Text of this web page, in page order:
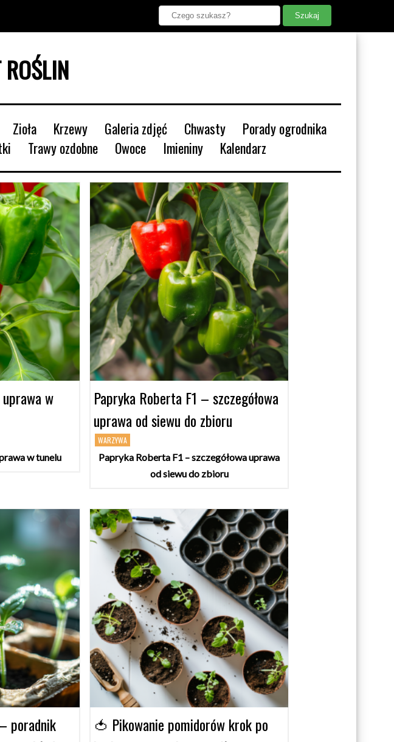
Zioła Krzewy Galeria zdjęć Chwasty
Porady ogrodnika
Trawy ozdobne Owoce Imieniny Kalendarz
w
w tunelu
Papryka Roberta F1 – szczegółowa
uprawa od siewu do zbioru
WARZYWA
Papryka Roberta F1 – szczegółowa uprawa
od siewu do zbioru
poradnik
🍅 Pikowanie pomidorów krok po